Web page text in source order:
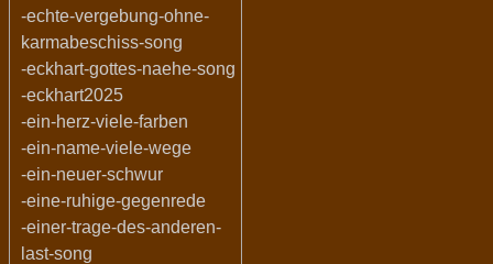
-echte-vergebung-ohne-
karmabeschiss-song
-eckhart-gottes-naehe-song
-eckhart2025
-ein-herz-viele-farben
-ein-name-viele-wege
-ein-neuer-schwur
-eine-ruhige-gegenrede
-einer-trage-des-anderen-
last-song